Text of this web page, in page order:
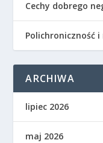
Cechy dobrego
Polichroniczność
ARCHIWA
lipiec 2026
maj 2026